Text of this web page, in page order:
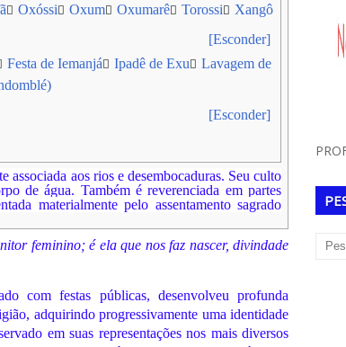
Oxóssi Oxum‎ Oxumarê‎ Torossi
Xangô‎
[Esconder]
Festa de Iemanjá Ipadê de Exu
Lavagem de
[Esconder]
aos rios e desembocaduras. Seu culto
de água. Também é reverenciada em partes
materialmente pelo assentamento sagrado
feminino; é ela que nos faz nascer, divindade
com festas públicas, desenvolveu profunda
adquirindo progressivamente uma identidade
em suas representações nos mais diversos